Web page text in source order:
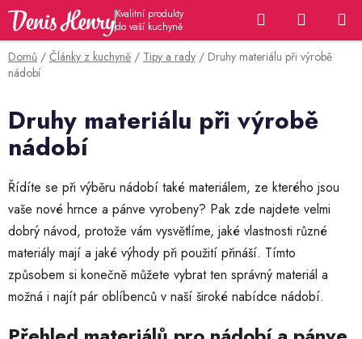
Přejít
obsah
Hledat
KOŠÍK
Domů / Články z kuchyně / Tipy a rady / Druhy materiálu při výrobě
nádobí
Druhy materiálu při výrobě
nádobí
Řídíte se při výběru nádobí také materiálem, ze kterého jsou
vaše nové hrnce a pánve vyrobeny? Pak zde najdete velmi
dobrý návod, protože vám vysvětlíme, jaké vlastnosti různé
materiály mají a jaké výhody při použití přináší. Tímto
způsobem si konečně můžete vybrat ten správný materiál a
možná i najít pár oblíbenců v naší široké nabídce nádobí.